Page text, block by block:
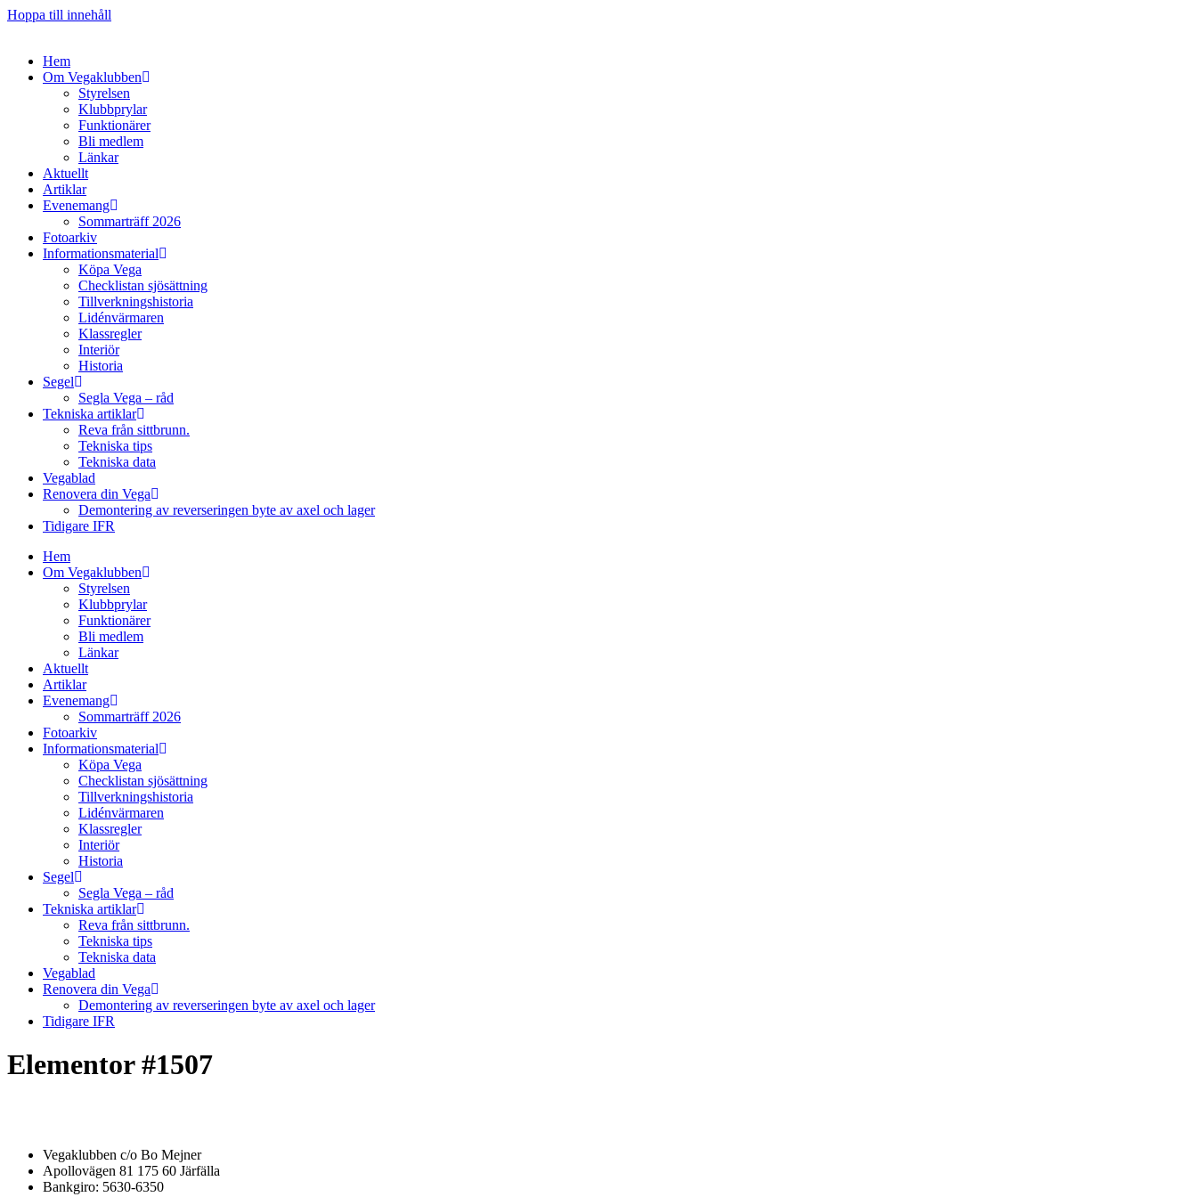
Hoppa till innehåll
Hem
Om Vegaklubben
Styrelsen
Klubbprylar
Funktionärer
Bli medlem
Länkar
Aktuellt
Artiklar
Evenemang
Sommarträff 2026
Fotoarkiv
Informationsmaterial
Köpa Vega
Checklistan sjösättning
Tillverkningshistoria
Lidénvärmaren
Klassregler
Interiör
Historia
Segel
Segla Vega – råd
Tekniska artiklar
Reva från sittbrunn.
Tekniska tips
Tekniska data
Vegablad
Renovera din Vega
Demontering av reverseringen byte av axel och lager
Tidigare IFR
Hem
Om Vegaklubben
Styrelsen
Klubbprylar
Funktionärer
Bli medlem
Länkar
Aktuellt
Artiklar
Evenemang
Sommarträff 2026
Fotoarkiv
Informationsmaterial
Köpa Vega
Checklistan sjösättning
Tillverkningshistoria
Lidénvärmaren
Klassregler
Interiör
Historia
Segel
Segla Vega – råd
Tekniska artiklar
Reva från sittbrunn.
Tekniska tips
Tekniska data
Vegablad
Renovera din Vega
Demontering av reverseringen byte av axel och lager
Tidigare IFR
Elementor #1507
Vegaklubben c/o Bo Mejner
Apollovägen 81 175 60 Järfälla
Bankgiro: 5630-6350